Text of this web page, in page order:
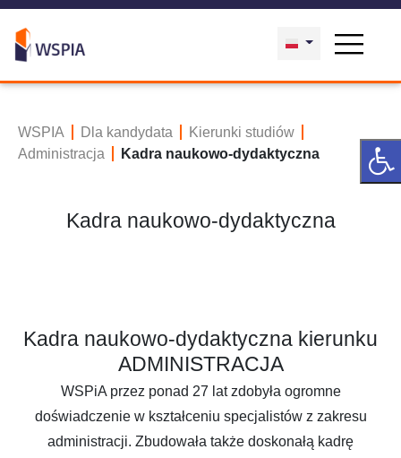
WSPIA Dla kandydata
Kierunki studiów
Administracja
Kadra naukowo-dydaktyczna
Kadra naukowo-dydaktyczna
Kadra naukowo-dydaktyczna kierunku
ADMINISTRACJA
WSPiA przez ponad 27 lat zdobyła ogromne
doświadczenie w kształceniu specjalistów z zakresu
administracji. Zbudowała także doskonałą kadrę